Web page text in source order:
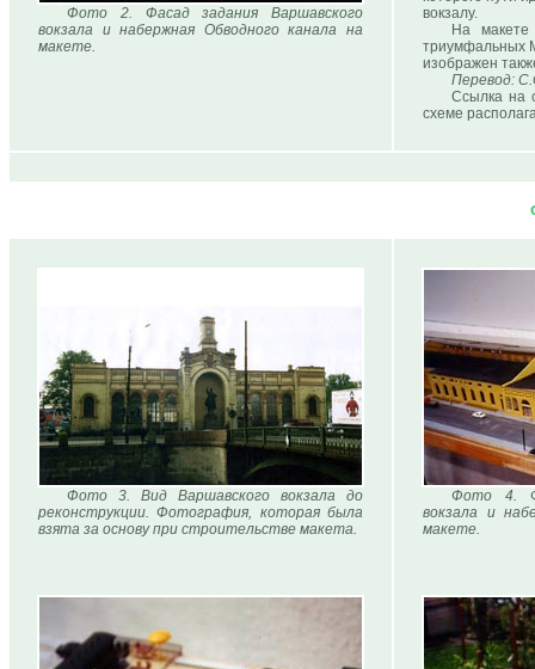
Фото 2. Фасад задания Варшавского
вокзала и набержная Обводного канала на
макете.
вокзалу.
На макете
триумфальных
изображен
Перевод:
Ссылка на
схеме
Фото 3. Вид Варшавского вокзала до
реконструкции. Фотография, которая была
взята за основу при строительстве макета.
Фото 4.
вокзала и
макете.